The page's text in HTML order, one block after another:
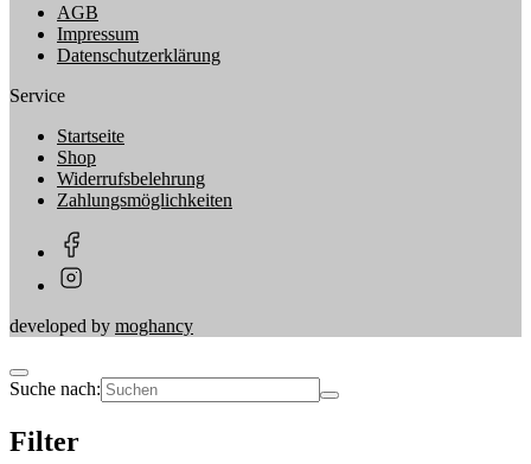
AGB
Impressum
Datenschutzerklärung
Service
Startseite
Shop
Widerrufsbelehrung
Zahlungsmöglichkeiten
developed by moghancy
Suche nach:
Filter